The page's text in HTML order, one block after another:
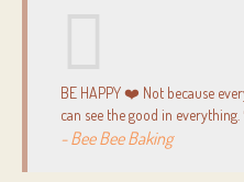
BE HAPPY ❤️ Not because
can see the good in everything.
- Bee Bee Baking